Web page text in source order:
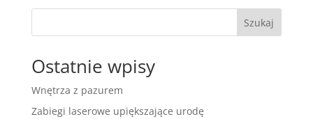
Szukaj
Ostatnie wpisy
Wnętrza z pazurem
Zabiegi laserowe upiększające urodę